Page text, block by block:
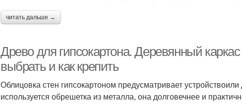
читать дальше →
Древо для гипсокартона. Деревянный
выбрать и как крепить
Облицовка стен гипсокартоном предусматривает
используется обрешетка из металла, она долговечнее и